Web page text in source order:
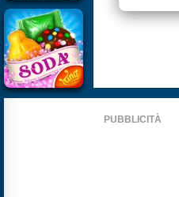
PUBBLICITÀ